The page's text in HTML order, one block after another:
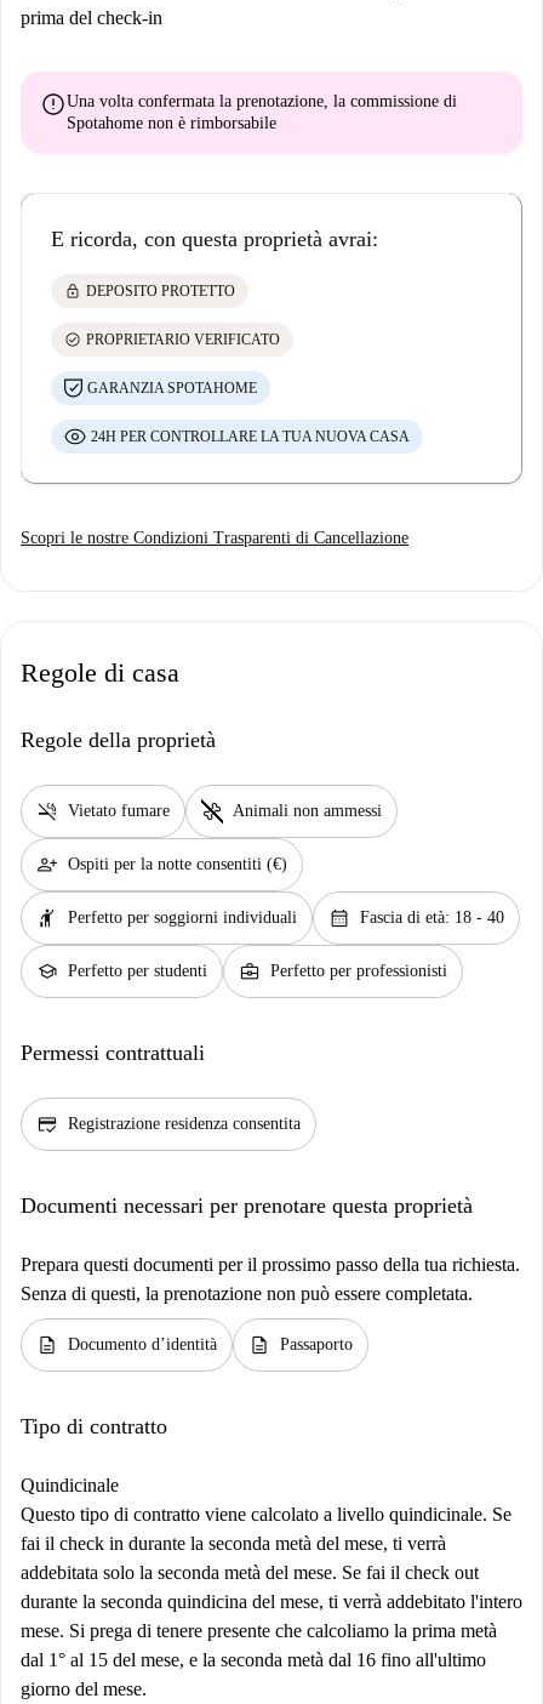
prima del check-in
errorUna volta confermata la prenotazione, la commissione di
Spotahome non è rimborsabile
E ricorda, con questa proprietà avrai:
lock DEPOSITO PROTETTO
check_circle PROPRIETARIO VERIFICATO
GARANZIA SPOTAHOME
24H PER CONTROLLARE LA TUA NUOVA CASA
Scopri le nostre Condizioni Trasparenti di Cancellazione
Regole di casa
Regole della proprietà
smoke_free Vietato fumare pet_supplies Animali non ammessi
person_add Ospiti per la notte consentiti (€)
hail Perfetto per soggiorni individuali calendar_month Fascia di età: 18 - 40
school Perfetto per studenti business_center Perfetto per professionisti
Permessi contrattuali
credit_score Registrazione residenza consentita
Documenti necessari per prenotare questa proprietà
Prepara questi documenti per il prossimo passo della tua richiesta.
Senza di questi, la prenotazione non può essere completata.
description Documento d’identità description Passaporto
Tipo di contratto
Quindicinale
Questo tipo di contratto viene calcolato a livello quindicinale. Se
fai il check in durante la seconda metà del mese, ti verrà
addebitata solo la seconda metà del mese. Se fai il check out
durante la seconda quindicina del mese, ti verrà addebitato l'intero
mese. Si prega di tenere presente che calcoliamo la prima metà
dal 1° al 15 del mese, e la seconda metà dal 16 fino all'ultimo
giorno del mese.